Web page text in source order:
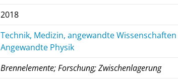
2018
Technik, Medizin, angewandte
Angewandte Physik
Brennelemente; Forschung; Zwischenlagerung